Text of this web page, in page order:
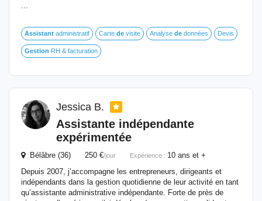
...
Assistant administratif Carte de visite Analyse de données Devis
Gestion RH & facturation
Jessica B.
Assistante indépendante
expérimentée
Bélâbre (36) 250 €/jour Expérience : 10 ans et +
Depuis 2007, j’accompagne les entrepreneurs, dirigeants et
indépendants dans la gestion quotidienne de leur activité en tant
qu’assistante administrative indépendante. Forte de près de